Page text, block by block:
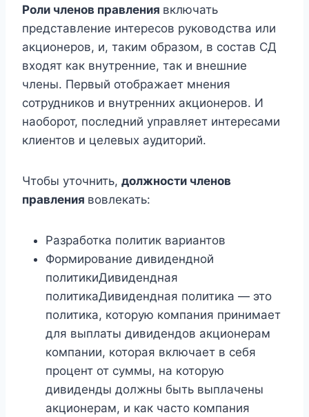
Роли членов правления включать
представление интересов руководства или
акционеров, и, таким образом, в состав СД
входят как внутренние, так и внешние
члены. Первый отображает мнения
сотрудников и внутренних акционеров. И
наоборот, последний управляет интересами
клиентов и целевых аудиторий.
Чтобы уточнить, должности членов
правления вовлекать:
Разработка политик вариантов
Формирование дивидендной
политикиДивидендная
политикаДивидендная политика — это
политика, которую компания принимает
для выплаты дивидендов акционерам
компании, которая включает в себя
процент от суммы, на которую
дивиденды должны быть выплачены
акционерам, и как часто компания